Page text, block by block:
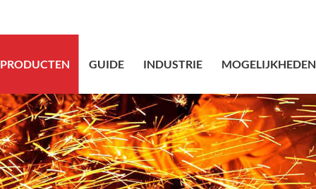
PRODUCTEN GUIDE INDUSTRIE MOGELIJKHEDEN